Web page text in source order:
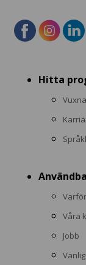
menuHitta
Våra
Jobb